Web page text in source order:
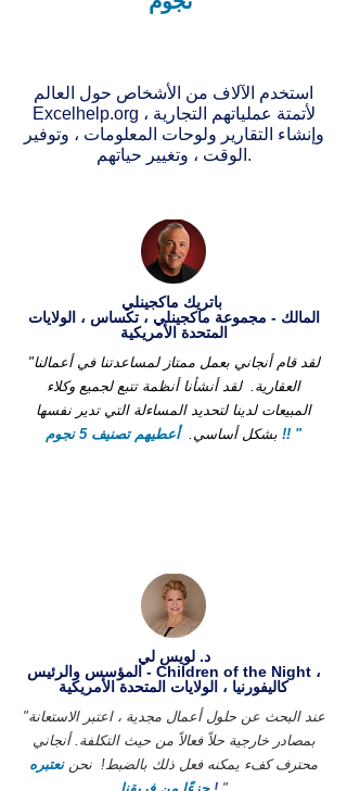
استخدم الآلاف من الأشخاص حول العالم
Excelhelp.org لأتمتة عملياتهم التجارية ،
وإنشاء التقارير ولوحات المعلومات ، وتوفير
الوقت ، وتغيير حياتهم.
باتريك ماكجينلي
المالك - مجموعة ماكجينلي ، تكساس ، الولايات
المتحدة الأمريكية
"لقد قام أنجاني بعمل ممتاز لمساعدتنا في أعمالنا
العقارية. لقد أنشأنا أنظمة تتبع لجميع وكلاء
المبيعات لدينا لتحديد المساءلة التي تدير نفسها
بشكل أساسي. أعطيهم تصنيف 5 نجوم !! "
د. لويس لي
المؤسس والرئيس - Children of the Night ،
كاليفورنيا ، الولايات المتحدة الأمريكية
"عند البحث عن حلول أعمال مجدية ، اعتبر الاستعانة
بمصادر خارجية حلاً فعالاً من حيث التكلفة. أنجاني
محترف كفء يمكنه فعل ذلك بالضبط! نحن نعتبره